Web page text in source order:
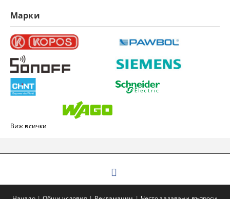
Марки
Виж всички